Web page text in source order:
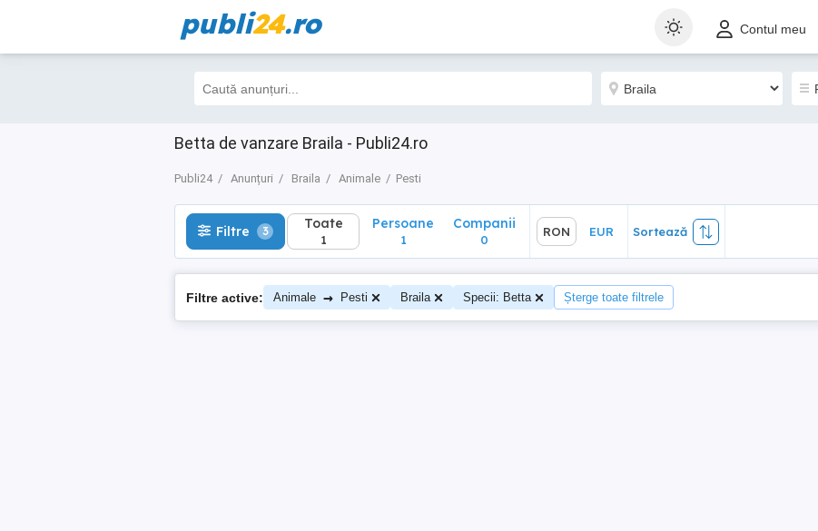
publi24.ro Contul meu
Betta de vanzare Braila - Publi24.ro
Publi24 Anunțuri Braila Animale Pesti
Filtre 3 Toate
1
Sortează
Filtre 3 Toate
1
Persoane
1
Companii
0
RON EUR Sortează
Filtre active: Animale → Pesti Braila Specii: Betta Șterge toate filtrele